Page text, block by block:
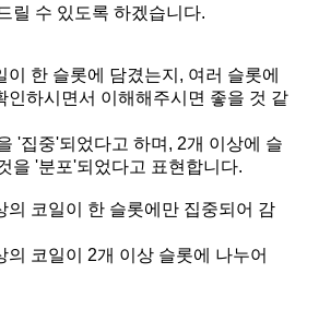
릴 수 있도록 하겠습니다.
이 한 슬롯에 담겼는지, 여러 슬롯에
인하시면서 이해해주시면 좋을 것 같
'집중'되었다고 하며, 2개 이상에 슬
을 '분포'되었다고 표현합니다.
의 코일이 한 슬롯에만 집중되어 감
의 코일이 2개 이상 슬롯에 나누어